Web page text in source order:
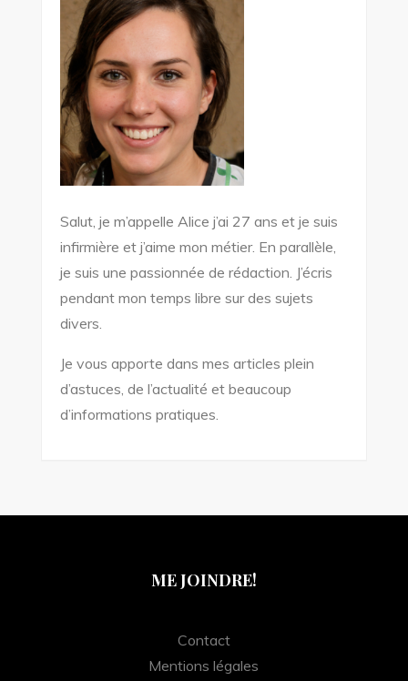
Salut, je m’appelle Alice j’ai 27 ans et je suis
infirmière et j’aime mon métier. En parallèle,
je suis une passionnée de rédaction. J’écris
pendant mon temps libre sur des sujets
divers.
Je vous apporte dans mes articles plein
d’astuces, de l’actualité et beaucoup
d’informations pratiques.
ME JOINDRE!
Contact
Mentions légales